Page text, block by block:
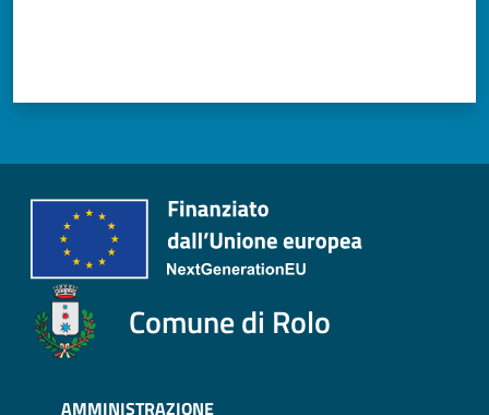
Comune di Rolo
AMMINISTRAZIONE